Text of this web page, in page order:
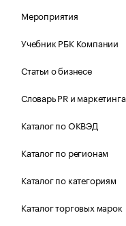
Мероприятия
Учебник РБК Компании
Статьи о бизнесе
Словарь PR и маркетинга
Каталог по ОКВЭД
Каталог по регионам
Каталог по категориям
Каталог торговых марок